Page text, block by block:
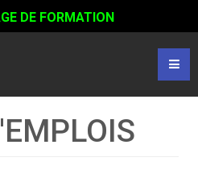
DE FORMATION
DE CAMIONS...CLIQUER POUR